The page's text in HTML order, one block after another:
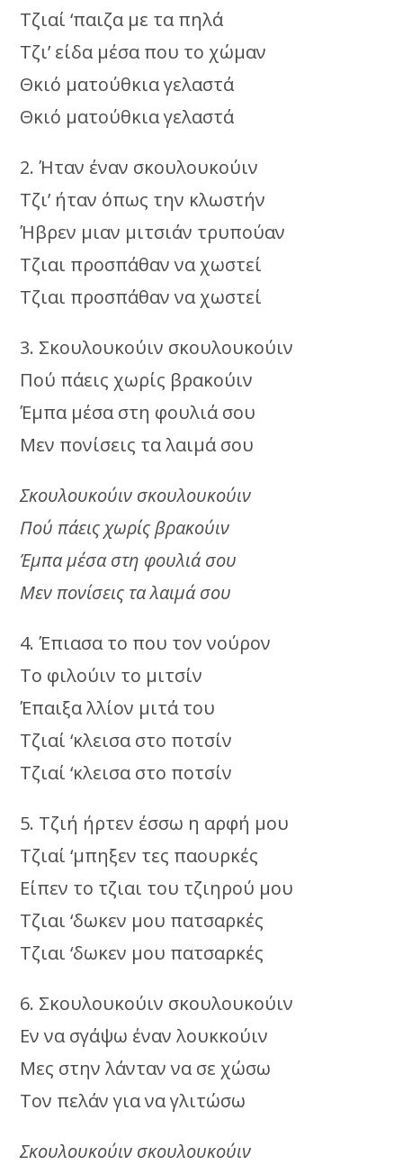
Τζιαί ‘παιζα με τα πηλά
Τζι’ είδα μέσα που το χώμαν
Θκιό ματούθκια γελαστά
Θκιό ματούθκια γελαστά
2. Ήταν έναν σκουλουκούιν
Τζι’ ήταν όπως την κλωστήν
Ήβρεν μιαν μιτσιάν τρυπούαν
Τζιαι προσπάθαν να χωστεί
Τζιαι προσπάθαν να χωστεί
3. Σκουλουκούιν σκουλουκούιν
Πού πάεις χωρίς βρακούιν
Έμπα μέσα στη φουλιά σου
Μεν πονίσεις τα λαιμά σου
Σκουλουκούιν σκουλουκούιν
Πού πάεις χωρίς βρακούιν
Έμπα μέσα στη φουλιά σου
Μεν πονίσεις τα λαιμά σου
4. Έπιασα το που τον νούρον
Το φιλούιν το μιτσίν
Έπαιξα λλίον μιτά του
Τζιαί ‘κλεισα στο ποτσίν
Τζιαί ‘κλεισα στο ποτσίν
5. Τζιή ήρτεν έσσω η αρφή μου
Τζιαί ‘μπηξεν τες παουρκές
Είπεν το τζιαι του τζιηρού μου
Τζιαι ‘δωκεν μου πατσαρκές
Τζιαι ‘δωκεν μου πατσαρκές
6. Σκουλουκούιν σκουλουκούιν
Εν να σγάψω έναν λουκκούιν
Μες στην λάνταν να σε χώσω
Τον πελάν για να γλιτώσω
Σκουλουκούιν σκουλουκούιν